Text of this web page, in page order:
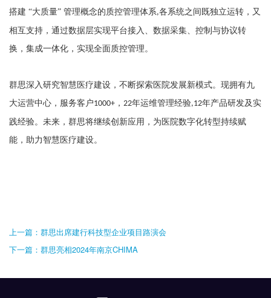
搭建 “大质量” 管理概念的质控管理体系,各系统之间既独立运转，又
相互支持，通过数据层实现平台接入、数据采集、控制与协议转
换，集成一体化，实现全面质控管理。
群思深入研究智慧医疗建设，不断探索医院发展新模式。现拥有九
大运营中心，服务客户1000+ ， 22年运维管理经验,12年产品研发及实
践经验。 未来，群思将继续创新应用， 为医院数字化转型持续赋
能 ， 助力智慧医疗建设。
上一篇：群思出席建行科技型企业项目路演会
下一篇：群思亮相2024年南京CHIMA